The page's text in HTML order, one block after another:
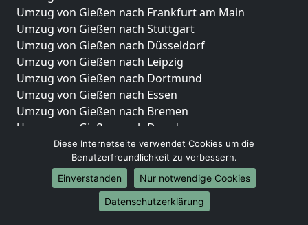
Umzug von Gießen nach Frankfurt am Main
Umzug von Gießen nach Stuttgart
Umzug von Gießen nach Düsseldorf
Umzug von Gießen nach Leipzig
Umzug von Gießen nach Dortmund
Umzug von Gießen nach Essen
Umzug von Gießen nach Bremen
Umzug von Gießen nach Dresden
Umzug von Gießen nach Hannover
Umzug von Gießen nach Nürnberg
Umzug von Gießen nach Duisburg
Umzug von Gießen nach Bochum
Umzug von Gießen nach Wuppertal
Diese Internetseite verwendet Cookies um die
Benutzerfreundlichkeit zu verbessern.
Einverstanden
Nur notwendige Cookies
Datenschutzerklärung